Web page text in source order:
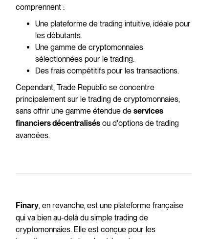
comprennent :
Une plateforme de trading intuitive, idéale pour
les débutants.
Une gamme de cryptomonnaies
sélectionnées pour le trading.
Des frais compétitifs pour les transactions.
Cependant, Trade Republic se concentre
principalement sur le trading de cryptomonnaies,
sans offrir une gamme étendue de services
financiers décentralisés ou d'options de trading
avancées.
Finary, en revanche, est une plateforme française
qui va bien au-delà du simple trading de
cryptomonnaies. Elle est conçue pour les